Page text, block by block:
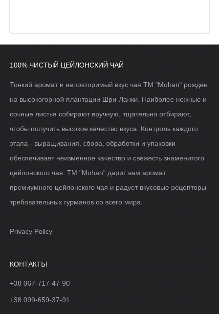
100% ЧИСТЫЙ ЦЕЙЛОНСКИЙ ЧАЙ
Тонкий аромат и неповторимый вкус чая ТМ "Mohan" рожден
на высокогорной плантации Шри-Ланки. Наиболее нежные и
сочные листья собирают вручную, тщательно отбирают,
чтобы получить высокое качество вкуса. Контроль каждого
этапа - выращивания, сбора, обработки и упаковки -
обеспечивает неизменное качество и свежесть знаменитого
цейлонского чая. ТМ "Mohan" дарит вам аромат
премиумного цейлонского чая и радует вкусовые рецепторы
требовательных гурманов со всего мира.
Privacy Policy
КОНТАКТЫ
+38 067-717-47-90
+38 099-659-37-91